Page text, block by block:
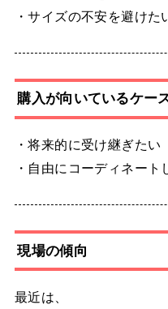
・サイズの不安を避けた
購入が向いているケー
・将来的に受け継ぎたい
・自由にコーディネート
現場の傾向
最近は、